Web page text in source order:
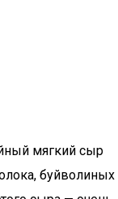
мягкий сыр
буйволиных